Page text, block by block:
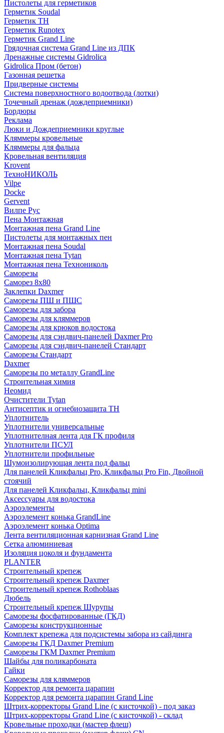
Пистолеты для герметиков
Герметик Soudal
Герметик ТН
Герметик Runotex
Герметик Grand Line
Грядочная система Grand Line из ДПК
Дренажные системы Gidrolica
Gidrolica Пром (бетон)
Газонная решетка
Придверные системы
Система поверхностного водоотвода (лотки)
Точечный дренаж (дождеприемники)
Бордюры
Рекламa
Люки и Дождеприемники круглые
Кляммеры кровельные
Кляммеры для фальца
Кровельная вентиляция
Krovent
ТехноНИКОЛЬ
Vilpe
Docke
Gervent
Вилпе Рус
Пена Монтажнaя
Монтажная пена Grand Linе
Пистолеты для монтажных пен
Монтажная пена Soudal
Монтажная пена Tytan
Монтажная пена Технониколь
Саморезы
Саморез 8х80
Заклепки Daxmer
Саморезы ПШ и ПШС
Саморезы для забора
Саморезы для кляммеров
Саморезы для крюков водостока
Саморезы для сэндвич-панелей Daxmer Pro
Саморезы для сэндвич-панелей Стандарт
Саморезы Стандарт
Daxmer
Саморезы по металлу GrandLine
Строительная химия
Неомид
Очистители Tytan
Антисептик и огнебиозащита ТН
Уплотнитель
Уплотнители универсальные
Уплотнителная лента для ГК профиля
Уплотнители ПСУЛ
Уплотнители профильные
Шумоизолирующая лента под фальц
Для панелей Кликфальц Pro, Кликфальц Pro Fin, Двойной
стоячий
Для панелей Кликфальц, Кликфальц mini
Аксессуары для водостока
Аэроэлементы
Аэроэлемент конька GrandLine
Аэроэлемент конька Optima
Лента вентиляционная карнизная Grand Line
Сетка алюминиевая
Изоляция цоколя и фундамента
PLANTER
Строительный крепеж
Строительный крепеж Daxmer
Строительный крепеж Rothoblaas
Дюбель
Строительный крепеж Шурупы
Саморeзы фосфатированные (ГКД)
Саморезы конструкционные
Комплект крепежа для подсистемы забора из сайдинга
Саморезы ГКД Daxmer Premium
Саморезы ГКМ Daxmer Premium
Шайбы для поликарбоната
Гайки
Саморезы для кляммеров
Корректор для ремонта царапин
Корректор для ремонта царапин Grand Line
Штрих-корректоры Grand Line (с кисточкой) - под заказ
Штрих-корректоры Grand Line (с кисточкой) - склад
Кровельные проходки (мастер флеш)